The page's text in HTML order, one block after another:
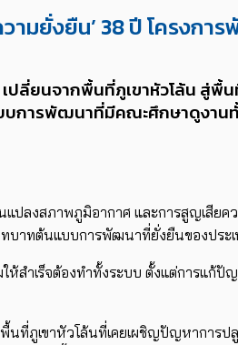
ความยั่งยืน’ 38 ปี โคร
เปลี่ยนจากพื้นที่ภูเขาหัวโล้น
การพัฒนาที่มีคณะศึกษาดูงานทั้
แปลงสภาพภูมิอากาศ และการสูญเสีย
บาทต้นแบบการพัฒนาที่ยั่งยืนของประเ
ำเร็จต้องทำทั้งระบบ ตั้งแต่การแก้ปั
พื้นที่ภูเขาหัวโล้นที่เคยเผชิญปัญหาก